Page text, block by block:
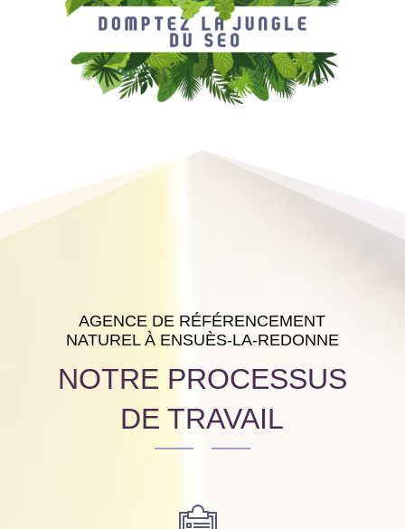
AGENCE DE RÉFÉRENCEMENT
NATUREL À ENSUÈS-LA-REDONNE
NOTRE PROCESSUS
DE TRAVAIL